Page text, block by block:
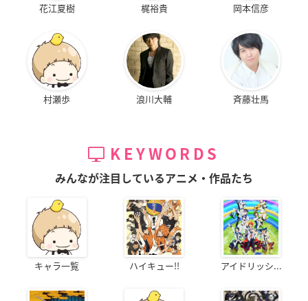
花江夏樹 梶裕貴 岡本信彦
村瀬歩 浪川大輔 斉藤壮馬
KEYWORDS
みんなが注目しているアニメ・作品たち
キャラ一覧 ハイキュー!! アイドリッシ...